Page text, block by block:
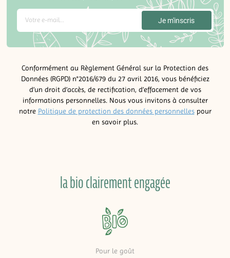
Conformément au Règlement Général sur la Protection des
Données (RGPD) n°2016/679 du 27 avril 2016, vous bénéficiez
d’un droit d’accès, de rectification, d’effacement de vos
informations personnelles. Nous vous invitons à consulter
notre Politique de protection des données personnellespour
en savoir plus.
la bio clairement engagée
Pour le goût